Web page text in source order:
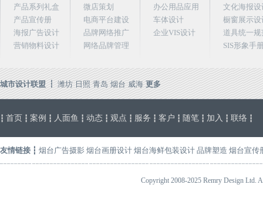
产品系列礼盒
产品宣传册
海报广告设计
营销物料设计
微店策划
电商平台建设
品牌网络推广
网络品牌管理
办公用品应用
车体设计
企业VIS设计
文化海报设
橱窗展示设
道具统一规
SIS形象手
城市设计联盟 ┇ 潍坊 日照 青岛 烟台 威海 更多
┇ 首页 ┇ 案例 ┇ 人面鱼 ┇ 动态 ┇ 观点 ┇ 服务 ┇ 客户 ┇ 随笔 ┇ 加入 ┇ 联络 ┇
友情链接 ┇ 烟台广告摄影 烟台画册设计 烟台海鲜包装设计 品牌塑造 烟台宣传
Copyright 2008-2025 Remry Design